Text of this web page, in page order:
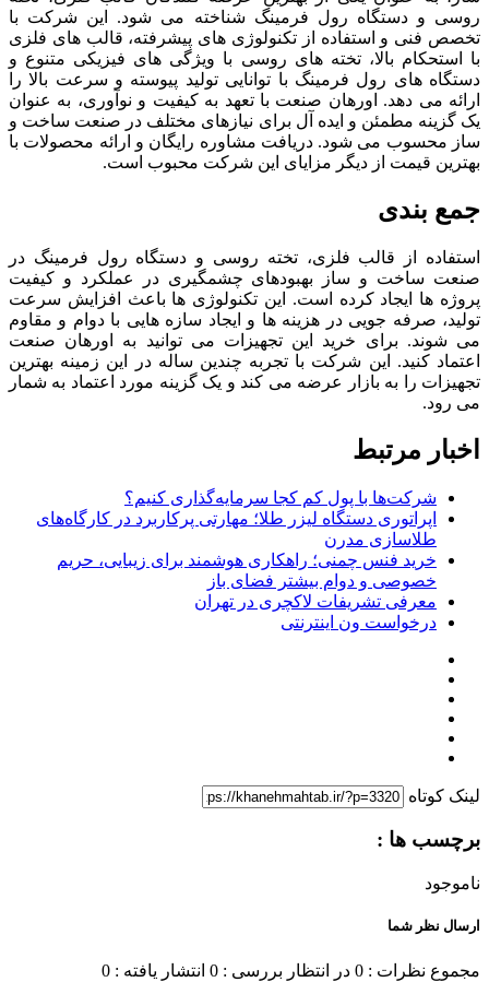
روسی و دستگاه رول فرمینگ شناخته می‌ شود. این شرکت با
تخصص فنی و استفاده از تکنولوژی ‌های پیشرفته، قالب‌ های فلزی
با استحکام بالا، تخته ‌های روسی با ویژگی ‌های فیزیکی متنوع و
دستگاه‌ های رول فرمینگ با توانایی تولید پیوسته و سرعت بالا را
ارائه می ‌دهد. اورهان صنعت با تعهد به کیفیت و نوآوری، به عنوان
یک گزینه مطمئن و ایده‌ آل برای نیازهای مختلف در صنعت ساخت و
ساز محسوب می‌ شود. دریافت مشاوره رایگان و ارائه محصولات با
بهترین قیمت از دیگر مزایای این شرکت محبوب است.
جمع بندی
استفاده از قالب فلزی، تخته روسی و دستگاه رول فرمینگ در
صنعت ساخت و ساز بهبودهای چشمگیری در عملکرد و کیفیت
پروژه ‌ها ایجاد کرده است. این تکنولوژی ‌ها باعث افزایش سرعت
تولید، صرفه ‌جویی در هزینه ‌ها و ایجاد سازه هایی با دوام و مقاوم
می‌ شوند. برای خرید این تجهیزات می توانید به اورهان صنعت
اعتماد کنید. این شرکت با تجربه چندین ساله در این زمینه بهترین
تجهیزات را به بازار عرضه می کند و یک گزینه مورد اعتماد به شمار
می رود.
اخبار مرتبط
شرکت‌ها با پول کم کجا سرمایه‌گذاری کنیم؟
اپراتوری دستگاه لیزر طلا؛ مهارتی پرکاربرد در کارگاه‌های
طلاسازی مدرن
خرید فنس چمنی؛ راهکاری هوشمند برای زیبایی، حریم
خصوصی و دوام بیشتر فضای باز
معرفی تشریفات لاکچری در تهران
درخواست ون اینترنتی
لینک کوتاه
برچسب ها :
ناموجود
ارسال نظر شما
مجموع نظرات : 0 در انتظار بررسی : 0 انتشار یافته : 0